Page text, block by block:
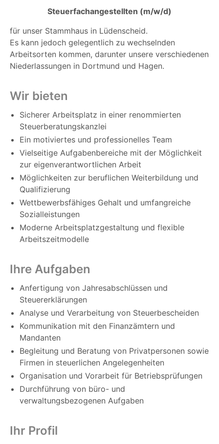
Steuerfachangestellten (m/w/d)
für unser Stammhaus in Lüdenscheid.
Es kann jedoch gelegentlich zu wechselnden
Arbeitsorten kommen, darunter unsere verschiedenen
Niederlassungen in Dortmund und Hagen.
Wir bieten
Sicherer Arbeitsplatz in einer renommierten
Steuerberatungskanzlei
Ein motiviertes und professionelles Team
Vielseitige Aufgabenbereiche mit der Möglichkeit
zur eigenverantwortlichen Arbeit
Möglichkeiten zur beruflichen Weiterbildung und
Qualifizierung
Wettbewerbsfähiges Gehalt und umfangreiche
Sozialleistungen
Moderne Arbeitsplatzgestaltung und flexible
Arbeitszeitmodelle
Ihre Aufgaben
Anfertigung von Jahresabschlüssen und
Steuererklärungen
Analyse und Verarbeitung von Steuerbescheiden
Kommunikation mit den Finanzämtern und
Mandanten
Begleitung und Beratung von Privatpersonen sowie
Firmen in steuerlichen Angelegenheiten
Organisation und Vorarbeit für Betriebsprüfungen
Durchführung von büro- und
verwaltungsbezogenen Aufgaben
Ihr Profil